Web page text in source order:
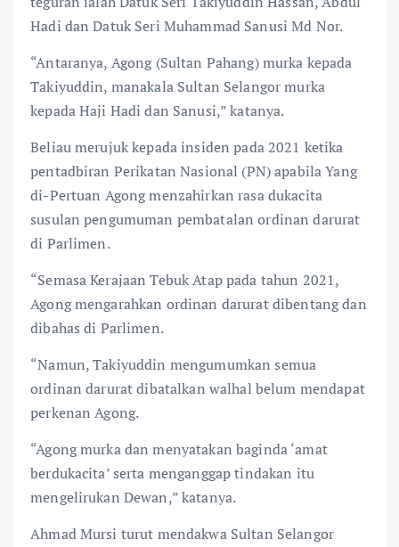
Hadi dan Datuk Seri Muhammad Sanusi Md Nor.
“Antaranya, Agong (Sultan Pahang) murka kepada
Takiyuddin, manakala Sultan Selangor murka
kepada Haji Hadi dan Sanusi,” katanya.
Beliau merujuk kepada insiden pada 2021 ketika
pentadbiran Perikatan Nasional (PN) apabila Yang
di-Pertuan Agong menzahirkan rasa dukacita
susulan pengumuman pembatalan ordinan darurat
di Parlimen.
“Semasa Kerajaan Tebuk Atap pada tahun 2021,
Agong mengarahkan ordinan darurat dibentang dan
dibahas di Parlimen.
“Namun, Takiyuddin mengumumkan semua
ordinan darurat dibatalkan walhal belum mendapat
perkenan Agong.
“Agong murka dan menyatakan baginda ‘amat
berdukacita’ serta menganggap tindakan itu
mengelirukan Dewan,” katanya.
Ahmad Mursi turut mendakwa Sultan Selangor